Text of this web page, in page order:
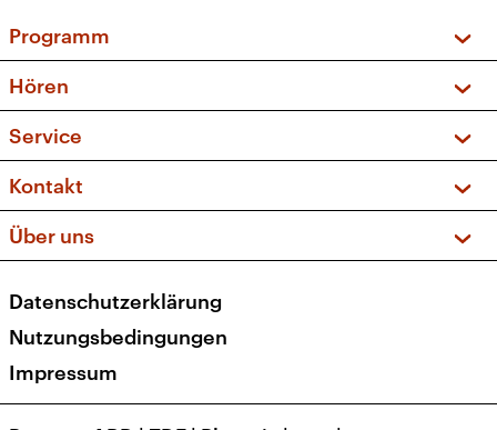
Programm
Sendungen und Podcasts
Musikliste
Kakadu – Das Kinderprogramm
Hören
Frequenzen (UKW + DAB+)
Service
FAQ
Apps
Newsletter
Veranstaltungen
Kontakt
Social Media
Über uns
Presse
Karriere
Transparenz
Datenschutzerklärung
Nutzungsbedingungen
Impressum